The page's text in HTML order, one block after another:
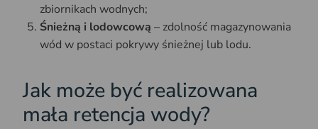
zbiornikach wodnych;
Śnieżną i lodowcową – zdolność magazynowania
wód w postaci pokrywy śnieżnej lub lodu.
Jak może być realizowana
mała retencja wody?